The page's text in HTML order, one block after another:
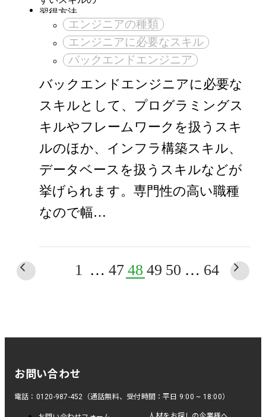
エンジニアの種類
エンジニアに必要なスキル
バックエンドエンジニア
バックエンドエンジニアに必要な
スキルとして、プログラミングス
キルやフレームワークを扱うスキ
ルのほか、インフラ構築スキル、
データベースを扱うスキルなどが
挙げられます。専門性の高い職種
なので幅…
1 … 47 48 49 50 … 64
お問い合わせ
電話：0120-987-452（通話無料、受付時間：平日 9:00 ~ 18:00）